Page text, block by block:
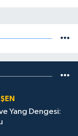
Yang Dengesi: